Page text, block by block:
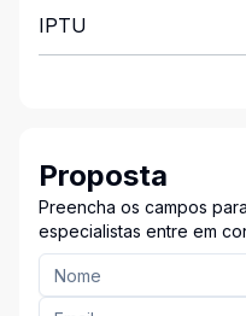
IPTU
Proposta
Preencha os campos
especialistas entre em